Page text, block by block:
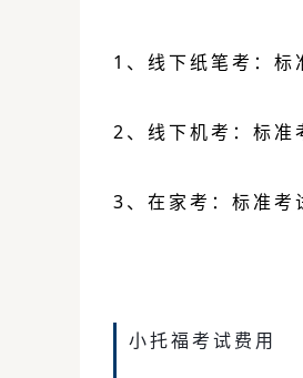
1、线下纸笔考：标
2、线下机考：标准
3、在家考：标准考
小托福考试费用